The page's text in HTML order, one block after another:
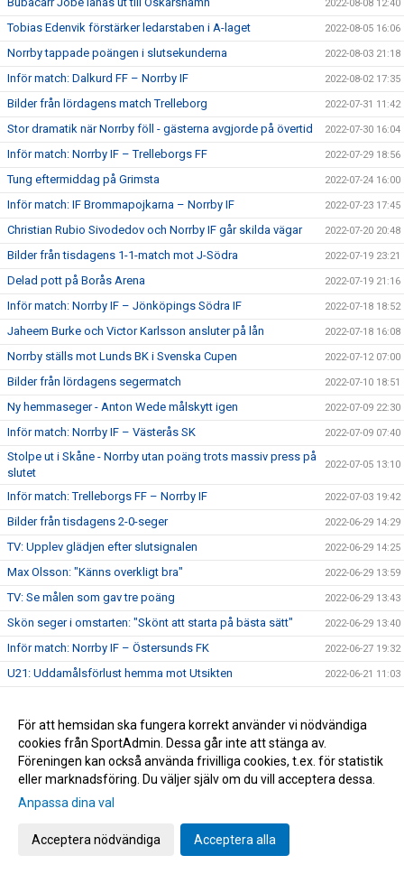
2022-08-08 12:40
Tobias Edenvik förstärker ledarstaben i A-laget 2022-08-05 16:06
Norrby tappade poängen i slutsekunderna 2022-08-03 21:18
Inför match: Dalkurd FF – Norrby IF 2022-08-02 17:35
Bilder från lördagens match Trelleborg 2022-07-31 11:42
Stor dramatik när Norrby föll - gästerna avgjorde på övertid 2022-07-30 16:04
Inför match: Norrby IF – Trelleborgs FF 2022-07-29 18:56
Tung eftermiddag på Grimsta 2022-07-24 16:00
Inför match: IF Brommapojkarna – Norrby IF 2022-07-23 17:45
Christian Rubio Sivodedov och Norrby IF går skilda vägar 2022-07-20 20:48
Bilder från tisdagens 1-1-match mot J-Södra 2022-07-19 23:21
Delad pott på Borås Arena 2022-07-19 21:16
Inför match: Norrby IF – Jönköpings Södra IF 2022-07-18 18:52
Jaheem Burke och Victor Karlsson ansluter på lån 2022-07-18 16:08
Norrby ställs mot Lunds BK i Svenska Cupen 2022-07-12 07:00
Bilder från lördagens segermatch 2022-07-10 18:51
Ny hemmaseger - Anton Wede målskytt igen 2022-07-09 22:30
Inför match: Norrby IF – Västerås SK 2022-07-09 07:40
Stolpe ut i Skåne - Norrby utan poäng trots massiv press på
slutet
2022-07-05 13:10
Inför match: Trelleborgs FF – Norrby IF 2022-07-03 19:42
Bilder från tisdagens 2-0-seger 2022-06-29 14:29
TV: Upplev glädjen efter slutsignalen 2022-06-29 14:25
Max Olsson: "Känns overkligt bra" 2022-06-29 13:59
TV: Se målen som gav tre poäng 2022-06-29 13:43
Skön seger i omstarten: "Skönt att starta på bästa sätt" 2022-06-29 13:40
Inför match: Norrby IF – Östersunds FK 2022-06-27 19:32
U21: Uddamålsförlust hemma mot Utsikten 2022-06-21 11:03
Melvin Andersson och Norrby IF går skilda vägar 2022-06-16 17:59
Norrby inledde lägret med ett kryss mot Varberg 2022-06-16 16:56
Anton Cajtoft förlänger med Norrby: "Trivs väldigt bra här" 2022-06-15 17:00
Bilder från träningsveckan
Inga poäng när Norrby avslutade vårsäsongen
TV: Max Olsson om att äntligen vara tillbaka i truppen
För att hemsidan ska fungera korrekt använder vi nödvändiga
cookies från SportAdmin. Dessa går inte att stänga av.
Föreningen kan också använda frivilliga cookies, t.ex. för statistik
eller marknadsföring. Du väljer själv om du vill acceptera dessa.
Anpassa dina val
Acceptera nödvändiga Acceptera alla